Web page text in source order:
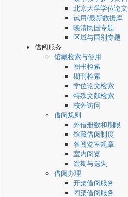
北京大学学位论文
试用/最新数据库
晚清民国专题
区域与国别专题
借阅服务
馆藏检索与使用
图书检索
期刊检索
学位论文检索
特殊文献检索
校外访问
借阅规则
外借册数和期限
馆藏借阅制度
各阅览室规章
室内阅览
逾期与遗失
借阅办理
开架借阅服务
闭架借阅服务